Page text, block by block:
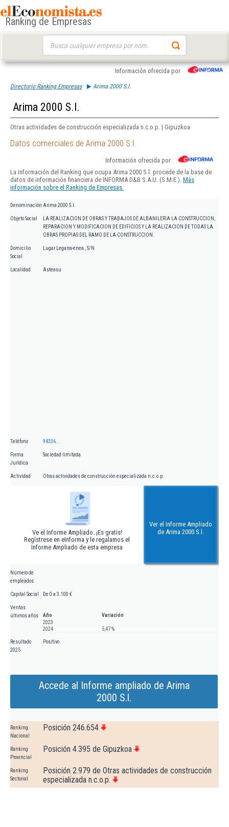
Ranking de Empresas
Información ofrecida por
Directorio Ranking Empresas Arima 2000 S.l.
Arima 2000 S.l.
Otras actividades de construcción especializada n.c.o.p. | Gipuzkoa
Datos comerciales de Arima 2000 S.l.
Información ofrecida por
La información del Ranking que ocupa Arima 2000 S.l. procede de la base de
datos de información financiera de INFORMA D&B S.A.U. (S.M.E.). Más
información sobre el Ranking de Empresas.
Denominación Arima 2000 S.l.
Objeto Social
LA REALIZACION DE OBRAS Y TRABAJOS DE ALBANILERIA LA CONSTRUCCION,
REPARACION Y MODIFICACION DE EDIFICIOS Y LA REALIZACION DE TODAS LA
OBRAS PROPIAS DEL RAMO DE LA CONSTRUCCION.
Domicilio
Social
Lugar Legarra-enea , S/N
Localidad Asteasu
Teléfono 94336...
Forma
Jurídica
Sociedad limitada
Actividad Otras actividades de construcción especializada n.c.o.p.
Ve el Informe Ampliado. ¡Es gratis!
Regístrese en eInforma y le regalamos el
Informe Ampliado de esta empresa
Ver el Informe Ampliado
de Arima 2000 S.l.
Número de
empleados
Capital Social De 0 a 3.100 €
Ventas
últimos años
Año
Variación
2023
2024
5,47 %
Resultado
2025
Positivo
Accede al Informe ampliado de Arima
2000 S.l.
Ranking
Nacional
Posición 246.654
Ranking
Provincial
Posición 4.395 de Gipuzkoa
Ranking
Sectorial
Posición 2.979 de Otras actividades de construcción
especializada n.c.o.p.